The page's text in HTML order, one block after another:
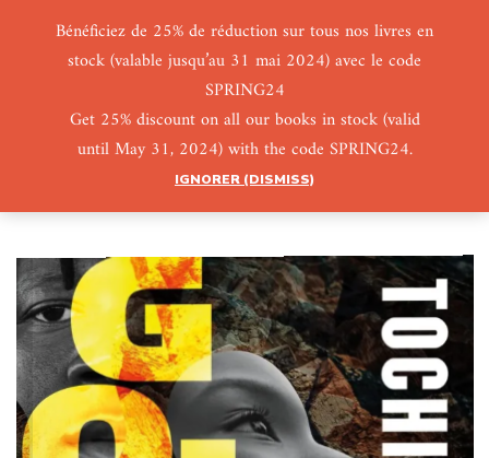
Bénéficiez de 25% de réduction sur tous nos livres en
stock (valable jusqu’au 31 mai 2024) avec le code
SPRING24
Get 25% discount on all our books in stock (valid
until May 31, 2024) with the code SPRING24.
IGNORER (DISMISS)
0 0